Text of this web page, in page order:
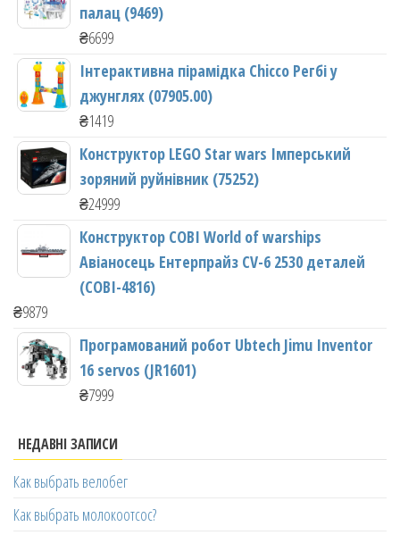
палац (9469)
₴6699
Інтерактивна пірамідка Chicco Регбі у
джунглях (07905.00)
₴1419
Конструктор LEGO Star wars Імперський
зоряний руйнівник (75252)
₴24999
Конструктор COBI World of warships
Авіаносець Ентерпрайз CV-6 2530 деталей
(COBI-4816)
₴9879
Програмований робот Ubtech Jimu Inventor
16 servos (JR1601)
₴7999
НЕДАВНІ ЗАПИСИ
Как выбрать велобег
Как выбрать молокоотсос?